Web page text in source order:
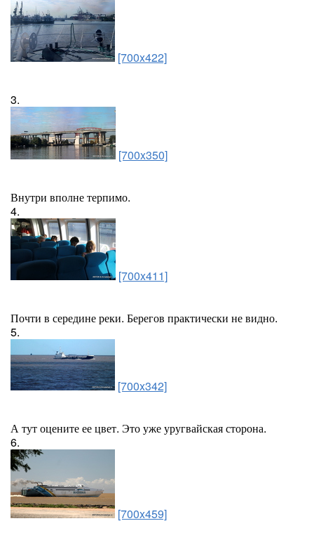
[700x422]
3.
[700x350]
Внутри вполне терпимо.
4.
[700x411]
Почти в середине реки. Берегов практически не видно.
5.
[700x342]
А тут оцените ее цвет. Это уже уругвайская сторона.
6.
[700x459]